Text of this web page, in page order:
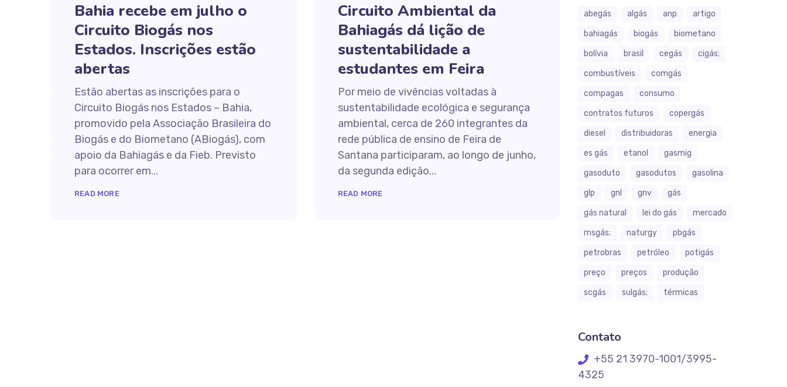
Bahia recebe em julho o
Circuito Biogás nos
Estados. Inscrições estão
abertas
Estão abertas as inscrições para o
Circuito Biogás nos Estados – Bahia,
promovido pela Associação Brasileira do
Biogás e do Biometano (ABiogás), com
apoio da Bahiagás e da Fieb. Previsto
para ocorrer em...
READ MORE
Circuito Ambiental da
Bahiagás dá lição de
sustentabilidade a
estudantes em Feira
Por meio de vivências voltadas à
sustentabilidade ecológica e segurança
ambiental, cerca de 260 integrantes da
rede pública de ensino de Feira de
Santana participaram, ao longo de junho,
da segunda edição...
READ MORE
abegás algás anp
artigo
bahiagás
biogás
biometano
bolívia
brasil cegás
cigás;
combustíveis
comgás
compagas
consumo
contratos futuros
copergás
diesel
distribuidoras
energia
es gás
etanol
gasmig
gasoduto
gasodutos
gasolina
glp
gnl gnv
gás
gás natural
lei do gás
mercado
msgás;
naturgy
pbgás
petrobras
petróleo
potigás
preço
preços
produção
scgás
sulgás; térmicas
Contato
+55 21 3970-1001/3995-
4325